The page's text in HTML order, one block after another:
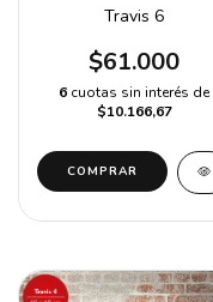
Travis 6
$61.000
6 cuotas sin interés de
$10.166,67
COMPRAR